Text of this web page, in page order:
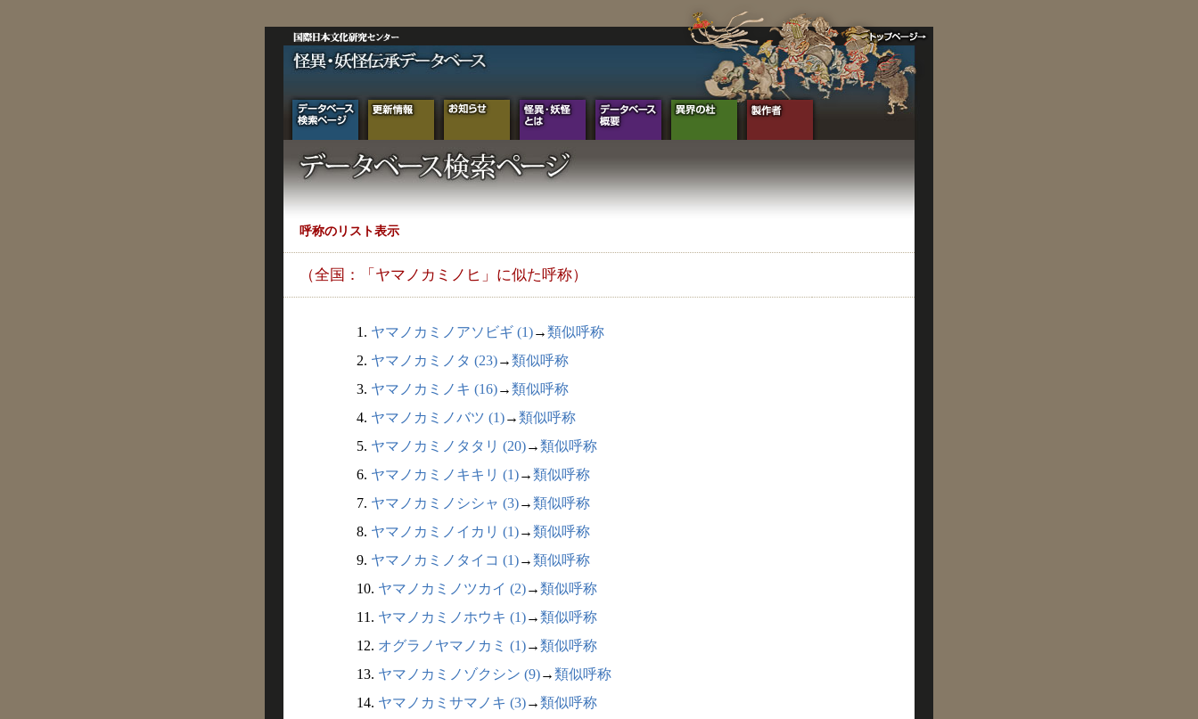
呼称のリスト表示
（全国：「ヤマノカミノヒ」に似た呼称）
1. ヤマノカミノアソビギ (1)→類似呼称
2. ヤマノカミノタ (23)→類似呼称
3. ヤマノカミノキ (16)→類似呼称
4. ヤマノカミノバツ (1)→類似呼称
5. ヤマノカミノタタリ (20)→類似呼称
6. ヤマノカミノキキリ (1)→類似呼称
7. ヤマノカミノシシャ (3)→類似呼称
8. ヤマノカミノイカリ (1)→類似呼称
9. ヤマノカミノタイコ (1)→類似呼称
10. ヤマノカミノツカイ (2)→類似呼称
11. ヤマノカミノホウキ (1)→類似呼称
12. オグラノヤマノカミ (1)→類似呼称
13. ヤマノカミノゾクシン (9)→類似呼称
14. ヤマノカミサマノキ (3)→類似呼称